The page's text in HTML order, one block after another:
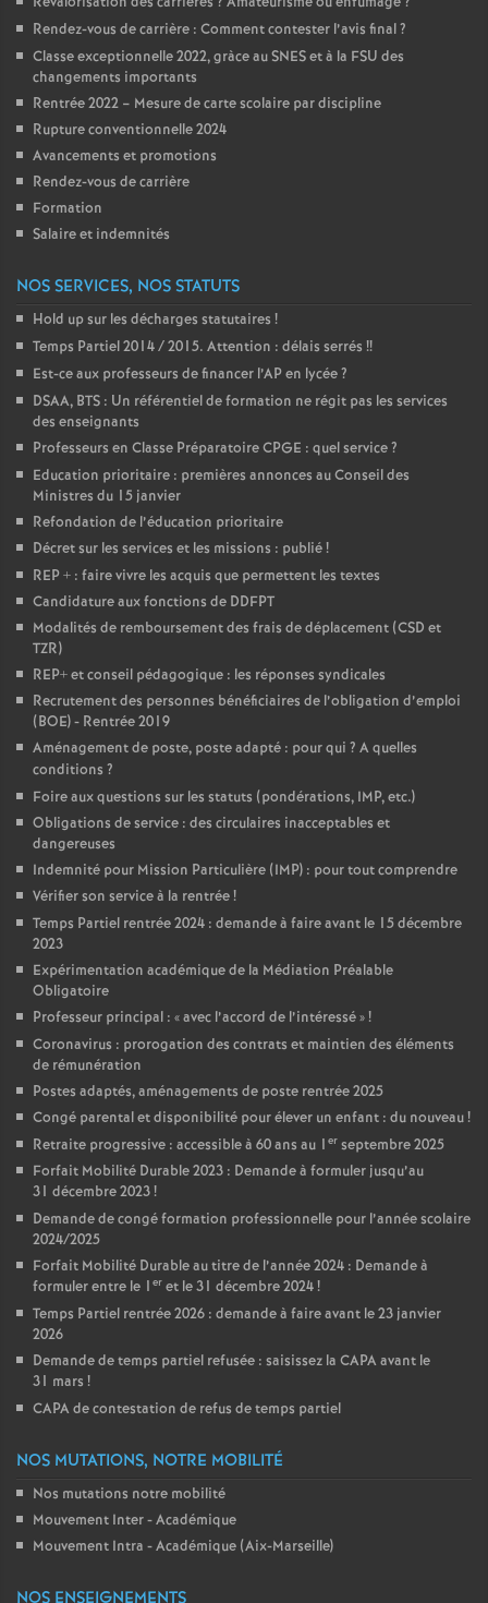
Rendez-vous de carrière : Comment contester l’avis final?
Classe exceptionnelle 2022, gràce au SNES et à la FSU des
changements importants
Rentrée 2022 – Mesure de carte scolaire par discipline
Rupture conventionnelle 2024
Avancements et promotions
Rendez-vous de carrière
Formation
Salaire et indemnités
NOS SERVICES, NOS STATUTS
Hold up sur les décharges statutaires !
Temps Partiel 2014 / 2015. Attention : délais serrés !!
Est-ce aux professeurs de financer l’AP en lycée?
DSAA, BTS : Un référentiel de formation ne régit pas les services
des enseignants
Professeurs en Classe Préparatoire CPGE : quel service?
Education prioritaire : premières annonces au Conseil des
Ministres du 15 janvier
Refondation de l’éducation prioritaire
Décret sur les services et les missions : publié!
REP + : faire vivre les acquis que permettent les textes
Candidature aux fonctions de DDFPT
Modalités de remboursement des frais de déplacement (CSD et
TZR)
REP+ et conseil pédagogique : les réponses syndicales
Recrutement des personnes bénéficiaires de l’obligation d’emploi
(BOE) - Rentrée 2019
Aménagement de poste, poste adapté : pour qui ? A quelles
conditions ?
Foire aux questions sur les statuts (pondérations, IMP, etc.)
Obligations de service : des circulaires inacceptables et
dangereuses
Indemnité pour Mission Particulière (IMP) : pour tout comprendre
Vérifier son service à la rentrée!
Temps Partiel rentrée 2024 : demande à faire avant le 15 décembre
2023
Expérimentation académique de la Médiation Préalable
Obligatoire
Professeur principal : «avec l’accord de l’intéressé»!
Coronavirus : prorogation des contrats et maintien des éléments
de rémunération
Postes adaptés, aménagements de poste rentrée 2025
Congé parental et disponibilité pour élever un enfant : du nouveau!
Retraite progressive : accessible à 60 ans au 1 er septembre 2025
Forfait Mobilité Durable 2023 : Demande à formuler jusqu’au
31 décembre 2023!
Demande de congé formation professionnelle pour l’année scolaire
2024/2025
Forfait Mobilité Durable au titre de l’année 2024 : Demande à
formuler entre le 1 er et le 31 décembre 2024!
Temps Partiel rentrée 2026 : demande à faire avant le 23 janvier
2026
Demande de temps partiel refusée : saisissez la CAPA avant le
31 mars !
CAPA de contestation de refus de temps partiel
NOS MUTATIONS, NOTRE MOBILITÉ
Nos mutations notre mobilité
Mouvement Inter - Académique
Mouvement Intra - Académique (Aix-Marseille)